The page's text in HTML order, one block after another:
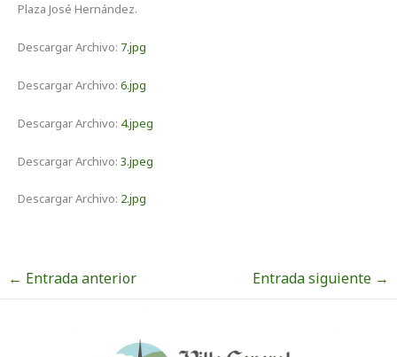
Plaza José Hernández.
Descargar Archivo: 7.jpg
Descargar Archivo:6.jpg
Descargar Archivo: 4.jpeg
Descargar Archivo:3.jpeg
Descargar Archivo: 2.jpg
← Entrada anterior Entrada siguiente →